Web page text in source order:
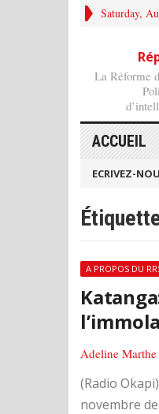
Saturday,
La Réforme
ACCUEIL
ECRIVEZ-
A PROPOS DU
Adeline Marthe
(Radio
novembre